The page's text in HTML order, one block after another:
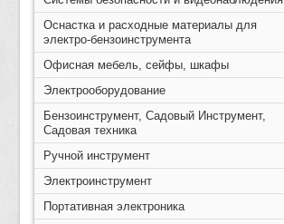
Оснастка и расходные материалы для
электро-бензоинструмента
Офисная мебель, сейфы, шкафы
Электрооборудование
Бензоинструмент, Садовый Инструмент,
Садовая техника
Ручной инструмент
Электроинструмент
Портативная электроника